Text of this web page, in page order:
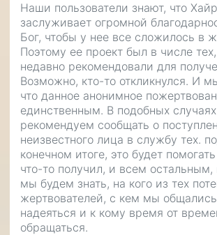
Наши пользователи знают, что
заслуживает огромной
Бог, чтобы у нее все сложилось в
Поэтому ее проект был в числе
недавно рекомендовали для
Возможно, кто-то откликнулся. И
что данное анонимное
единственным. В подобных
рекомендуем сообщать о
неизвестного лица в службу тех.
конечном итоге, это будет
что-то получил, и всем остальным,
мы будем знать, на кого из тех
жертвователей, с кем мы
надеяться и к кому время от
обращаться.